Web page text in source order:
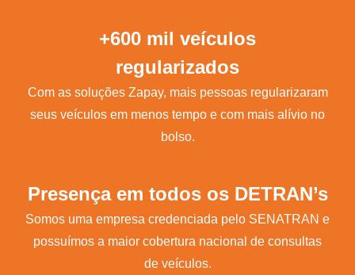
+600 mil veículos
regularizados
Com as soluções Zapay, mais pessoas regularizaram
seus veículos em menos tempo e com mais alívio no
bolso.
Presença em todos os DETRAN’s
Somos uma empresa credenciada pelo SENATRAN e
possuímos a maior cobertura nacional de consultas
de veículos.